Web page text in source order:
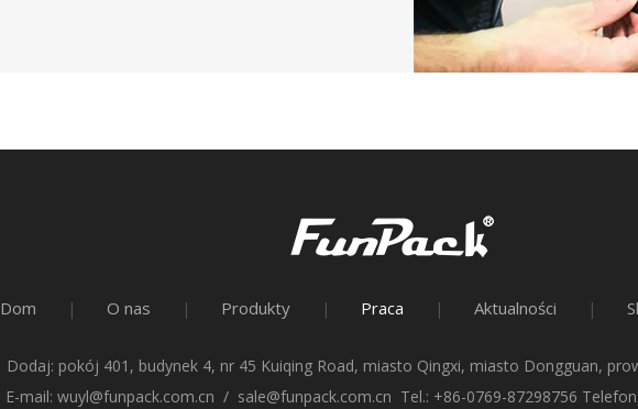
Dom | O nas | Produkty | Praca | Aktualności |
Dodaj: pokój 401, budynek 4, nr 45 Kuiqing Road, miasto Qingxi, miasto Dongguan,
E-mail: wuyl@funpack.com.cn / sale@funpack.com.cn Tel.: +86-0769-87298756